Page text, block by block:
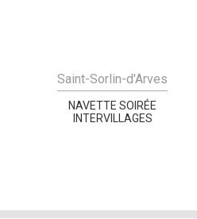
Saint-Sorlin-d'Arves
NAVETTE SOIRÉE
INTERVILLAGES